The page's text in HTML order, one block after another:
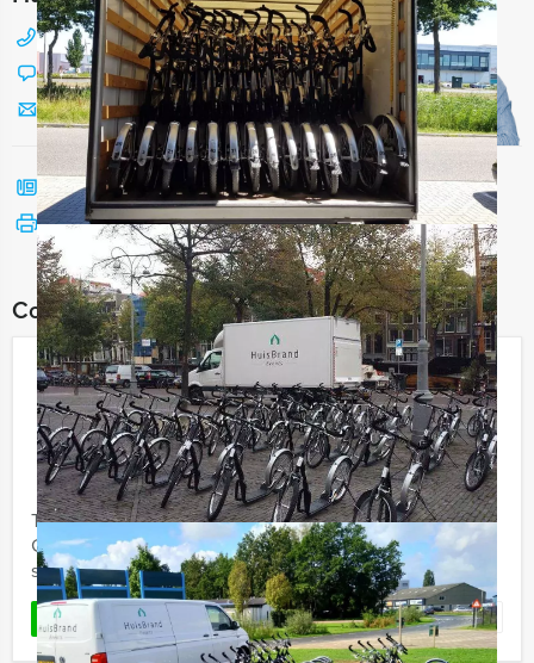
088 428 81 17
Chat met Jeroen
Stuur ons een mailtje
Bel mij terug
Bekijk printbare versie
Combineer dit uitje met:
Ik Hou Van Holland Lunch Apeldoorn
Vanaf€ 54,50 p.p. excl. BTW
Vanaf 12 personen ‐ 3 uur en 30 minuten
Tijdens de 'Ik hou van Holland Lunch' van Holland Tour
Guides in Apeldoorn gaan we het beroemde tv-
spel spelen. Heeft u alle kennis paraat? Wij zullen ...
LEES MEER Favoriet